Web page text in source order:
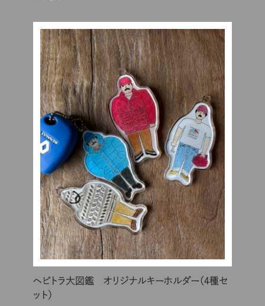
ヘビトラ大図鑑 オリジナルキーホルダー（4種セ
ット）